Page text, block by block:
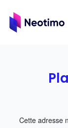
Cette adresse